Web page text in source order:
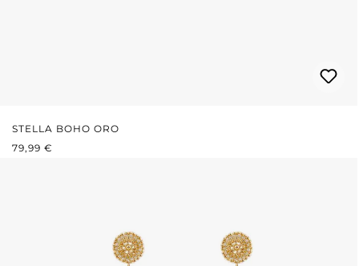
STELLA BOHO ORO
PREZZO NORMALE:
79,99 €